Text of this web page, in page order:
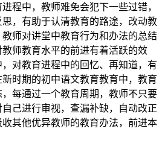
程中，教师难免会犯下一些过错，
，有助于认清教育的路途，改动教
师对讲堂中教育行为和办法的总结
师教育水平的前进有着活跃的效
对教育进程中的回忆、再知道，有
时期的初中语文教育教育中，教育
每通过一个教育周期，教师不只要
己进行审视，查漏补缺，自动改正
其他优异教师的教育办法，前进本